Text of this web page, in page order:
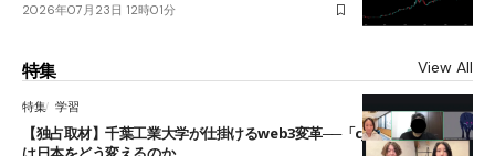
2026年07月23日 12時01分
特集 View All
特集 学習
【独占取材】千葉工業大学が仕掛けるweb3変革──「cJPY」とAIの融合